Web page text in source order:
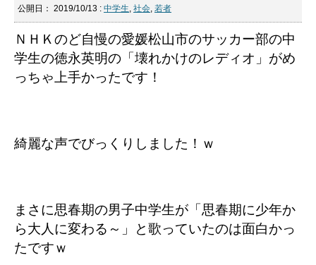
公開日： 2019/10/13 : 中学生, 社会, 若者
ＮＨＫのど自慢の愛媛松山市のサッカー部の中
学生の徳永英明の「壊れかけのレディオ」がめ
っちゃ上手かったです！
綺麗な声でびっくりしました！ｗ
まさに思春期の男子中学生が「思春期に少年か
ら大人に変わる～」と歌っていたのは面白かっ
たですｗ